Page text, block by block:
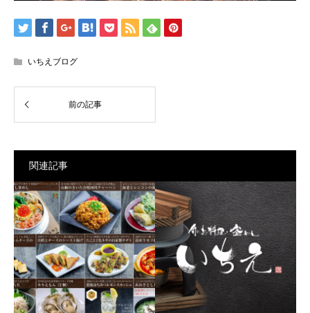
いちえブログ
関連記事